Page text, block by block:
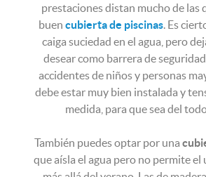
prestaciones distan mucho de las
buen cubierta de piscinas. Es
caiga suciedad en el agua, pero
desear como barrera de
accidentes de niños y personas
debe estar muy bien instalada y
medida, para que sea del
También puedes optar por una
que aísla el agua pero no permite el